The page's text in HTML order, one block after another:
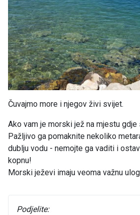
Čuvajmo more i njegov živi svijet.
Ako vam je morski jež na mjestu gdje
Pažljivo ga pomaknite nekoliko
dublju vodu - nemojte ga vaditi i
kopnu!
Morski ježevi imaju veoma važnu
Podjelite: